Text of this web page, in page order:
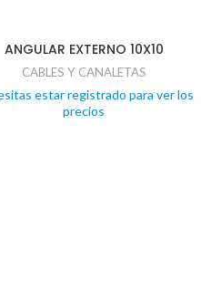
ANGULAR EXTERNO 10X10
CABLES Y CANALETAS
estar registrado para ver los
precios